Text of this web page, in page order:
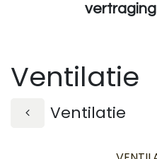
vertraging
Ventilatie
Ventilatie